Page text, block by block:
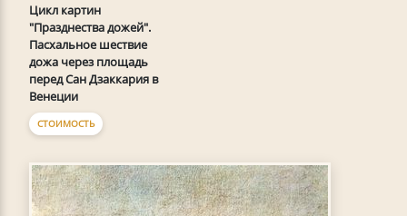
Цикл картин
"Празднества дожей".
Пасхальное шествие
дожа через площадь
перед Сан Дзаккария в
Венеции
СТОИМОСТЬ